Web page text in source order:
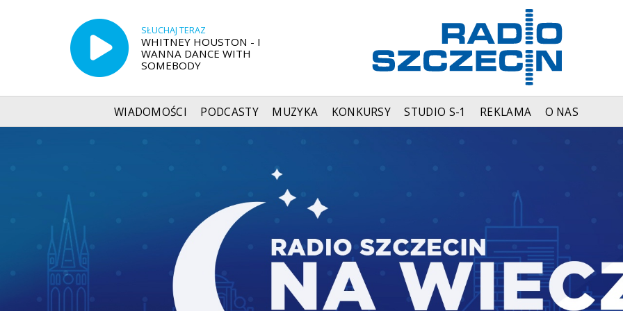
SŁUCHAJ TERAZ
WHITNEY HOUSTON - I
WANNA DANCE WITH
SOMEBODY
WIADOMOŚCI PODCASTY MUZYKA KONKURSY STUDIO S-1 REKLAMA O NAS